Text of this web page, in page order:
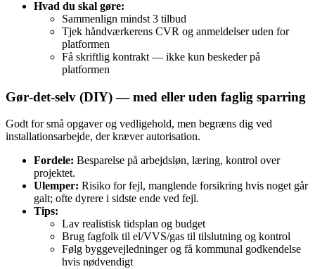
Hvad du skal gøre:
Sammenlign mindst 3 tilbud
Tjek håndværkerens CVR og anmeldelser uden for
platformen
Få skriftlig kontrakt — ikke kun beskeder på
platformen
Gør‑det‑selv (DIY) — med eller uden faglig sparring
Godt for små opgaver og vedligehold, men begræns dig ved
installationsarbejde, der kræver autorisation.
Fordele: Besparelse på arbejdsløn, læring, kontrol over
projektet.
Ulemper: Risiko for fejl, manglende forsikring hvis noget går
galt; ofte dyrere i sidste ende ved fejl.
Tips:
Lav realistisk tidsplan og budget
Brug fagfolk til el/VVS/gas til tilslutning og kontrol
Følg byggevejledninger og få kommunal godkendelse
hvis nødvendigt